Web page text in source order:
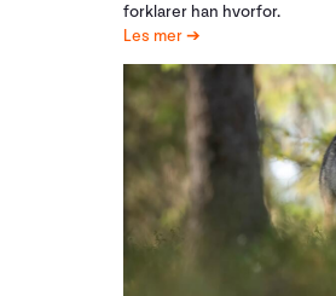
forklarer han hvorfor.
Les mer